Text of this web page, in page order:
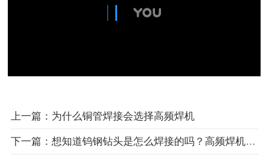
上一篇：为什么铜管焊接会选择高频焊机
下一篇：想知道钨钢钻头是怎么焊接的吗？高频焊机是工具之一